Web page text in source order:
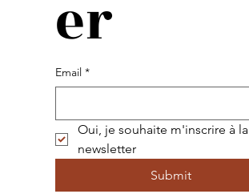
er
Email *
Oui, je souhaite m'inscrire à la
newsletter
Submit